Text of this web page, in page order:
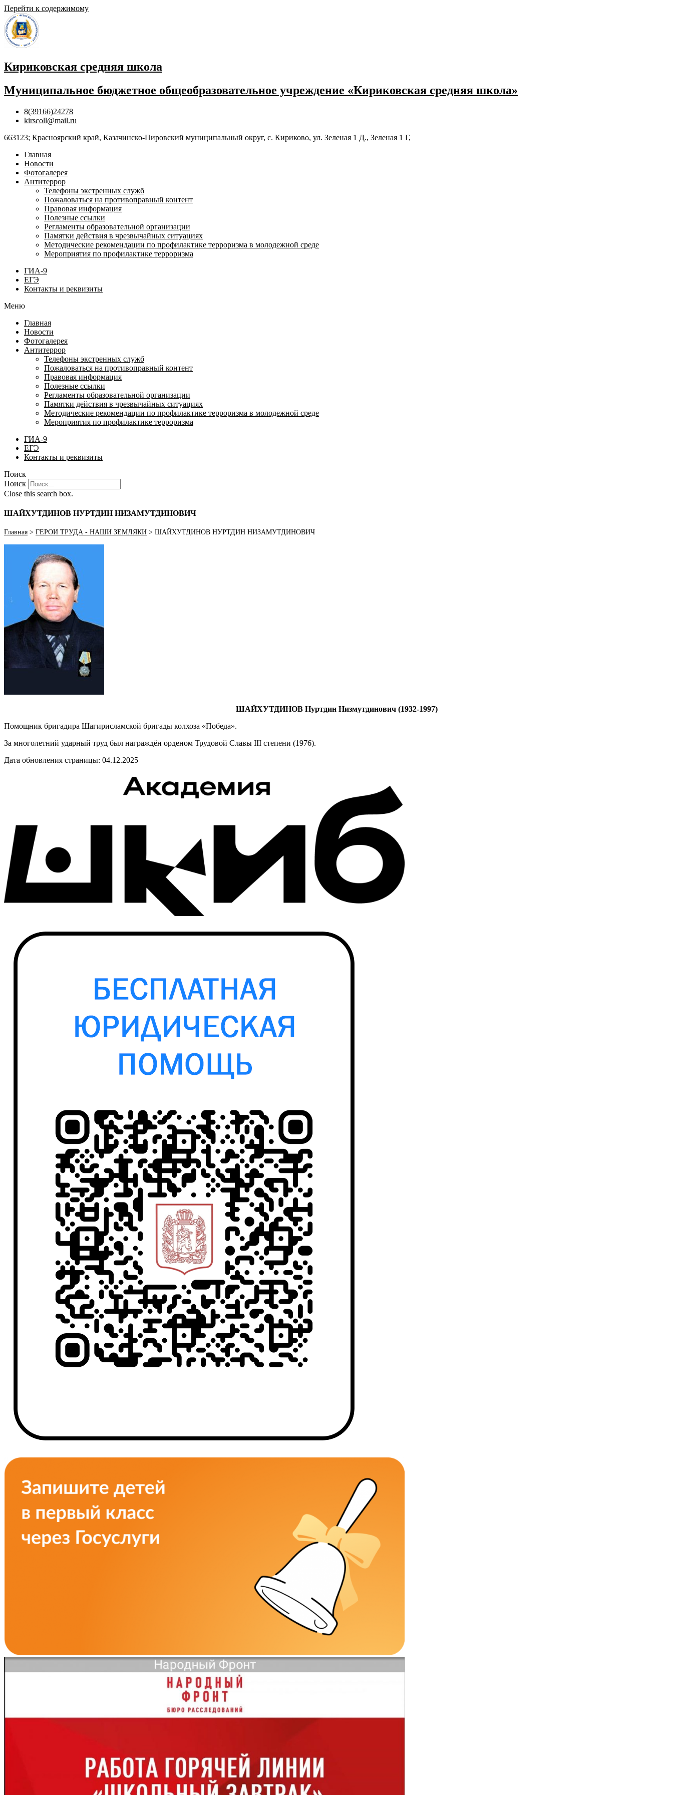
Перейти к содержимому
Кириковская средняя школа
Муниципальное бюджетное общеобразовательное учреждение «Кириковская средняя школа»
8(39166)24278
kirscoll@mail.ru
663123; Красноярский край, Казачинско-Пировский муниципальный округ, с. Кириково, ул. Зеленая 1 Д., Зеленая 1 Г,
Главная
Новости
Фотогалерея
Антитеррор
Телефоны экстренных служб
Пожаловаться на противоправный контент
Правовая информация
Полезные ссылки
Регламенты образовательной организации
Памятки действия в чрезвычайных ситуациях
Методические рекомендации по профилактике терроризма в молодежной среде
Мероприятия по профилактике терроризма
ГИА-9
ЕГЭ
Контакты и реквизиты
Меню
Главная
Новости
Фотогалерея
Антитеррор
Телефоны экстренных служб
Пожаловаться на противоправный контент
Правовая информация
Полезные ссылки
Регламенты образовательной организации
Памятки действия в чрезвычайных ситуациях
Методические рекомендации по профилактике терроризма в молодежной среде
Мероприятия по профилактике терроризма
ГИА-9
ЕГЭ
Контакты и реквизиты
Поиск
Поиск
Close this search box.
ШАЙХУТДИНОВ НУРТДИН НИЗАМУТДИНОВИЧ
Главная > ГЕРОИ ТРУДА - НАШИ ЗЕМЛЯКИ > ШАЙХУТДИНОВ НУРТДИН НИЗАМУТДИНОВИЧ
ШАЙХУТДИНОВ Нуртдин Низмутдинович (1932-1997)
Помощник бригадира Шагирисламской бригады колхоза «Победа».
За многолетний ударный труд был награждён орденом Трудовой Славы III степени (1976).
Дата обновления страницы: 04.12.2025